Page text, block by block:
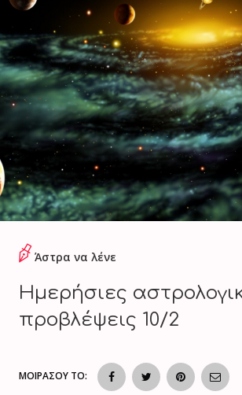
Άστρα να λένε
Hμερήσιες
προβλέψεις 10/2
ΜΟΙΡΑΣΟΥ ΤΟ: